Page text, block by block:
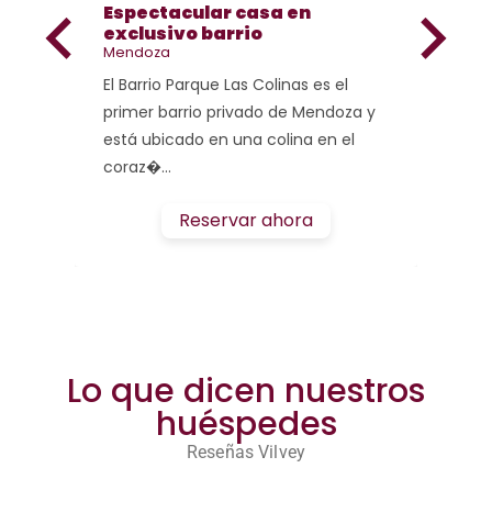
Espectacular casa en
exclusivo barrio
Mendoza
El Barrio Parque Las Colinas es el
primer barrio privado de Mendoza y
está ubicado en una colina en el
coraz�...
Reservar ahora
Lo que dicen nuestros
huéspedes
Reseñas Vilvey